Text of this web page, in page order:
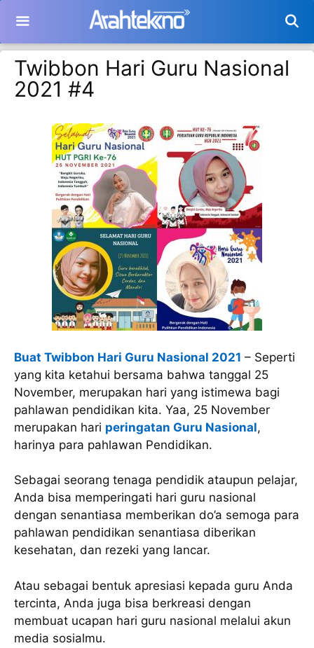
isi
Twibbon Hari Guru Nasional
2021 #4
Buat Twibbon Hari Guru Nasional 2021 – Seperti
yang kita ketahui bersama bahwa tanggal 25
November, merupakan hari yang istimewa bagi
pahlawan pendidikan kita. Yaa, 25 November
merupakan hari peringatan Guru Nasional,
harinya para pahlawan Pendidikan.
Sebagai seorang tenaga pendidik ataupun pelajar,
Anda bisa memperingati hari guru nasional
dengan senantiasa memberikan do’a semoga para
pahlawan pendidikan senantiasa diberikan
kesehatan, dan rezeki yang lancar.
Atau sebagai bentuk apresiasi kepada guru Anda
tercinta, Anda juga bisa berkreasi dengan
membuat ucapan hari guru nasional melalui akun
media sosialmu.